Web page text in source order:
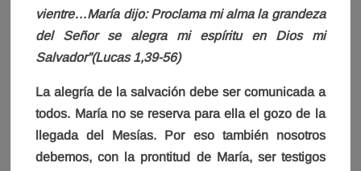
vientre…María dijo: Proclama mi alma la grandeza
del Señor se alegra mi espíritu en Dios mi
Salvador”(Lucas 1,39-56)
La alegría de la salvación debe ser comunicada a
todos. María no se reserva para ella el gozo de la
llegada del Mesías. Por eso también nosotros
debemos, con la prontitud de María, ser testigos